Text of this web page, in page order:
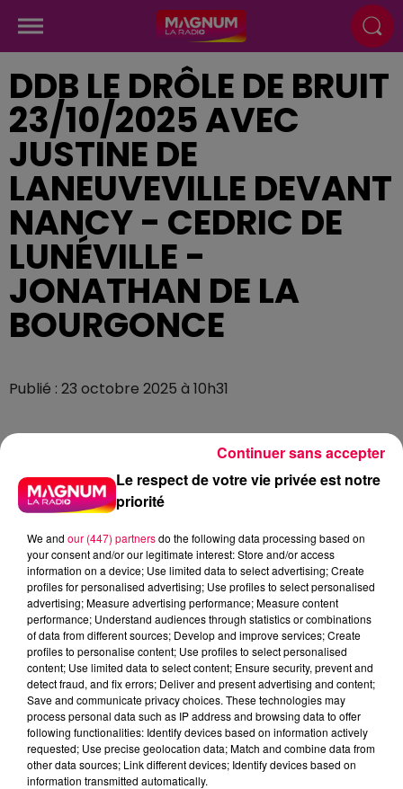
DDB LE DRÔLE DE BRUIT
23/10/2025 AVEC
JUSTINE DE
LANEUVEVILLE DEVANT
NANCY - CEDRIC DE
LUNÉVILLE -
JONATHAN DE LA
BOURGONCE
Publié : 23 octobre 2025 à 10h31
Le respect de votre vie privée est notre
priorité
We and our (447) partnersdo the following data processing based on
your consent and/or our legitimate interest: Store and/or access
information on a device; Use limited data to select advertising; Create
profiles for personalised advertising; Use profiles to select personalised
advertising; Measure advertising performance; Measure content
performance; Understand audiences through statistics or combinations
of data from different sources; Develop and improve services; Create
profiles to personalise content; Use profiles to select personalised
content; Use limited data to select content; Ensure security, prevent and
detect fraud, and fix errors; Deliver and present advertising and content;
Save and communicate privacy choices. These technologies may
process personal data such as IP address and browsing data to offer
following functionalities: Identify devices based on information actively
requested; Use precise geolocation data; Match and combine data from
other data sources; Link different devices; Identify devices based on
information transmitted automatically.
Continuer sans accepter